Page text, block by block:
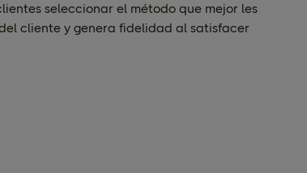
seleccionar el método que mejor les
cliente y genera fidelidad al satisfacer